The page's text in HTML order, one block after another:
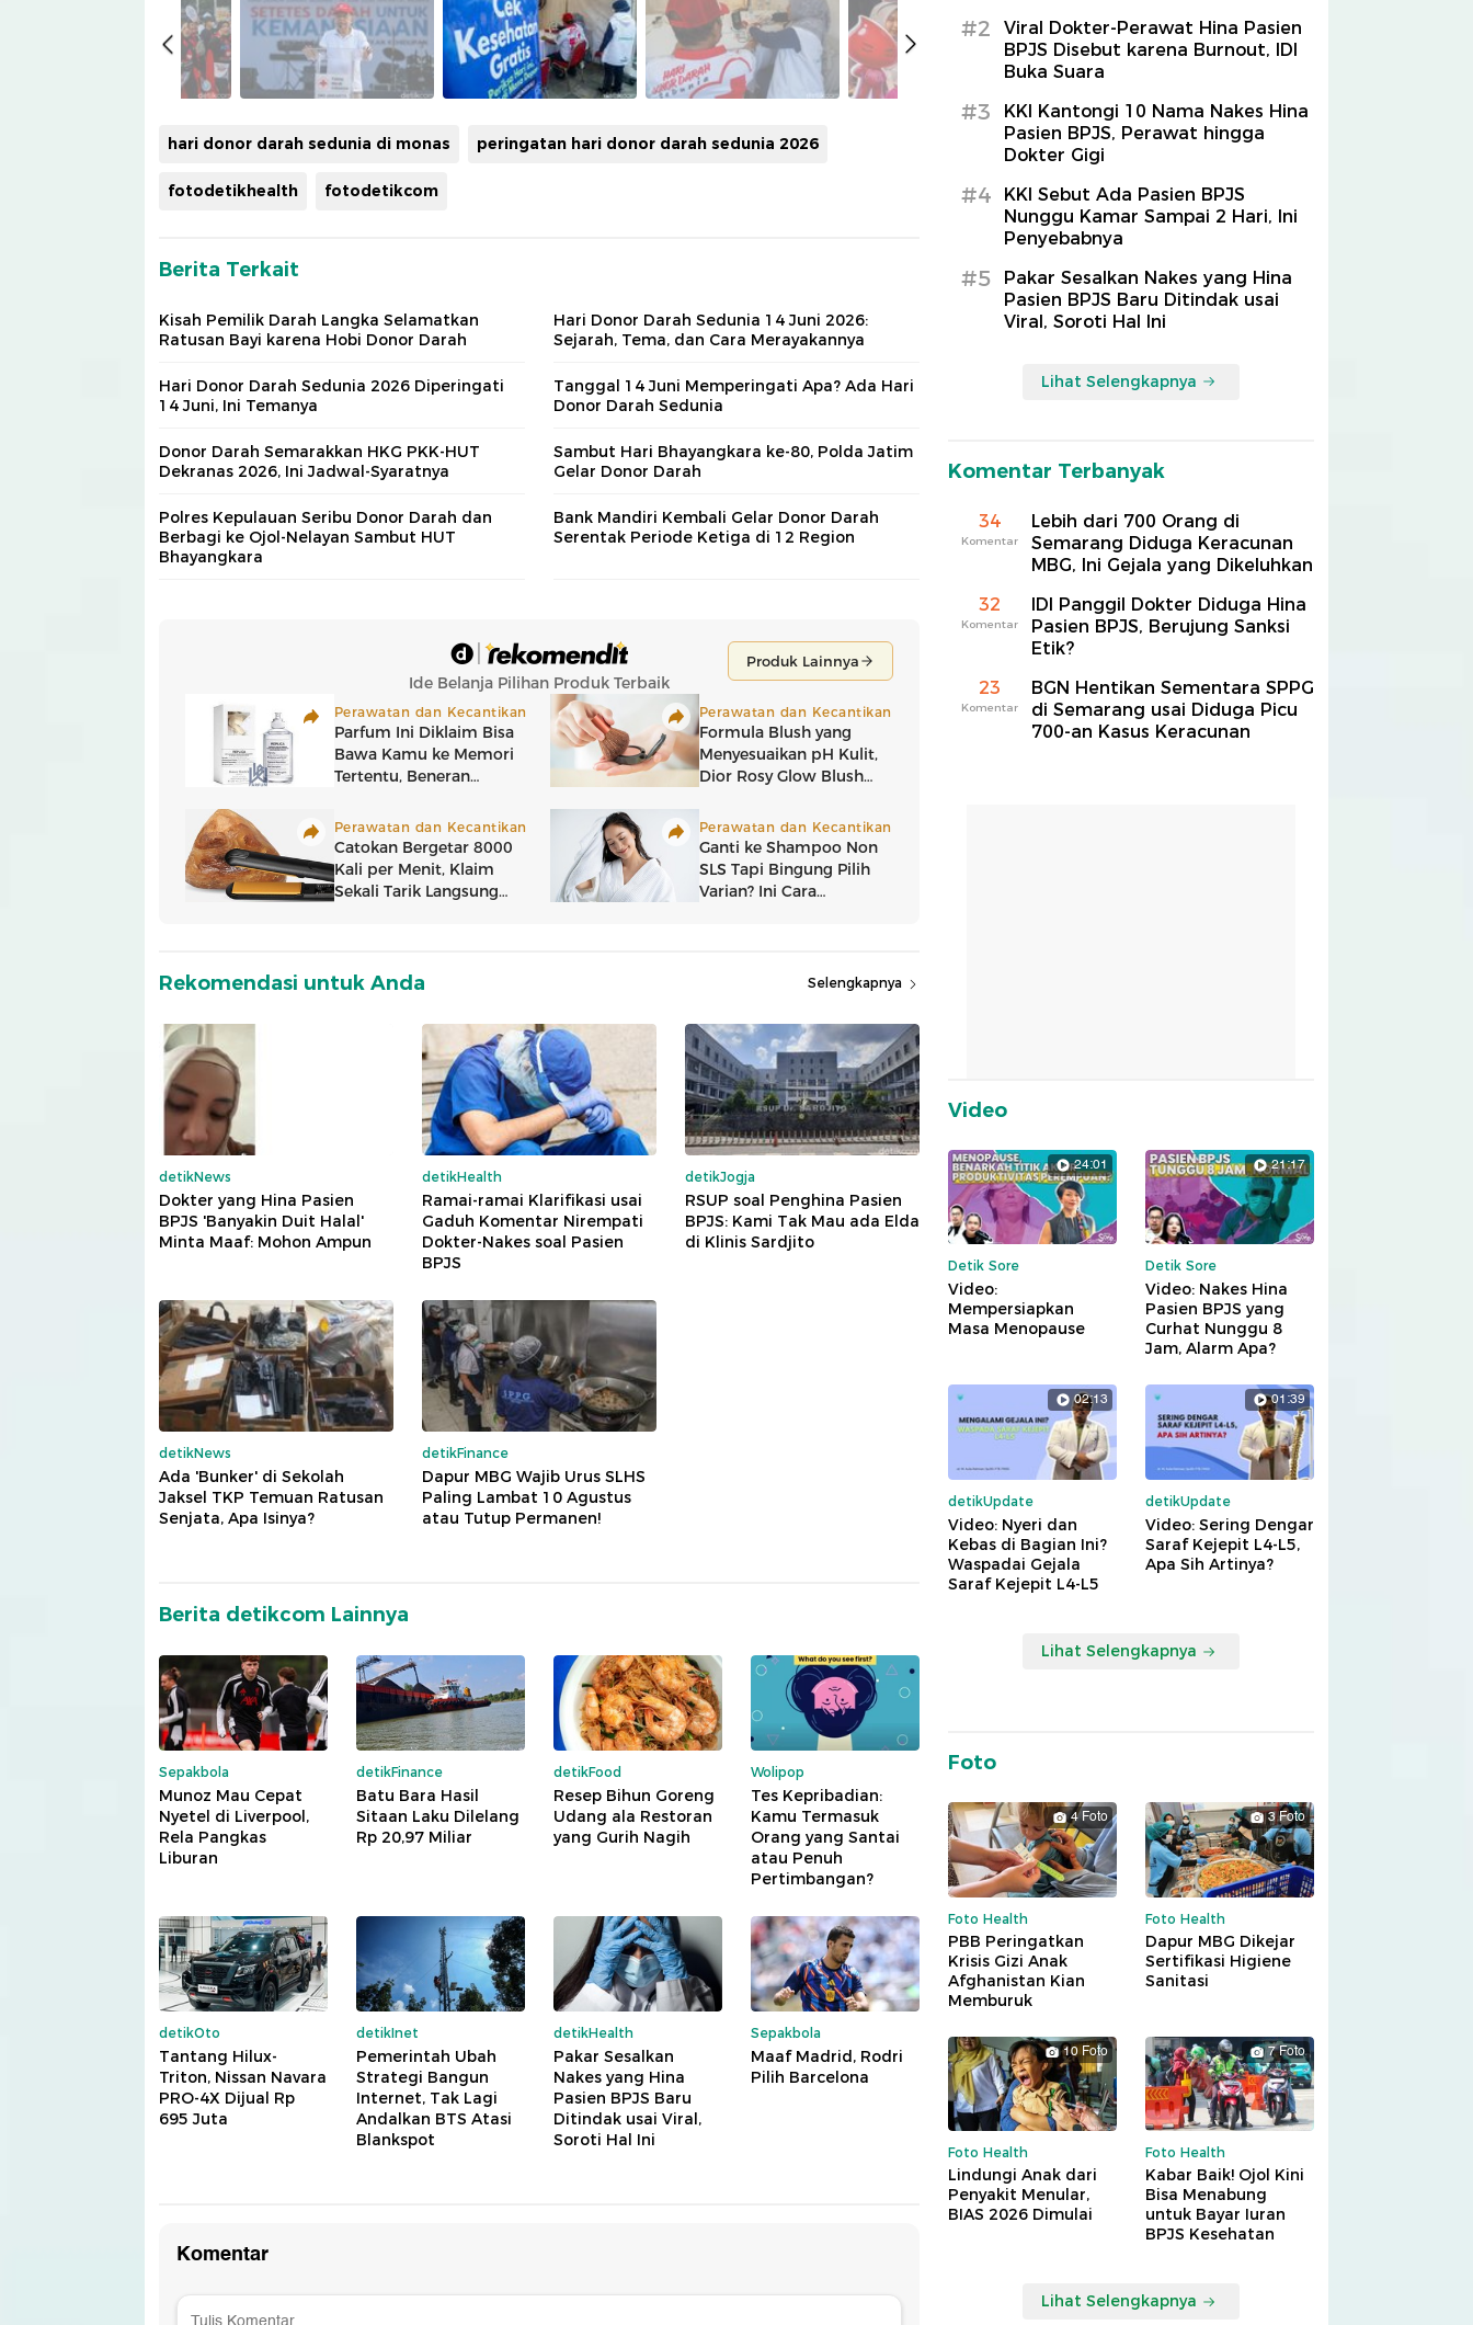
hari donor darah sedunia di monas peringatan hari donor darah sedunia 2026
fotodetikhealth fotodetikcom
Berita Terkait
Kisah Pemilik Darah Langka Selamatkan
Ratusan Bayi karena Hobi Donor Darah
Hari Donor Darah Sedunia 14 Juni 2026:
Sejarah, Tema, dan Cara Merayakannya
Hari Donor Darah Sedunia 2026 Diperingati
14 Juni, Ini Temanya
Tanggal 14 Juni Memperingati Apa? Ada Hari
Donor Darah Sedunia
Donor Darah Semarakkan HKG PKK-HUT
Dekranas 2026, Ini Jadwal-Syaratnya
Sambut Hari Bhayangkara ke-80, Polda Jatim
Gelar Donor Darah
Polres Kepulauan Seribu Donor Darah dan
Berbagi ke Ojol-Nelayan Sambut HUT
Bhayangkara
Bank Mandiri Kembali Gelar Donor Darah
Serentak Periode Ketiga di 12 Region
Rekomendasi untuk Anda Selengkapnya
detikNews
Dokter yang Hina Pasien
BPJS 'Banyakin Duit Halal'
Minta Maaf: Mohon Ampun
detikHealth
Ramai-ramai Klarifikasi usai
Gaduh Komentar Nirempati
Dokter-Nakes soal Pasien
BPJS
detikJogja
RSUP soal Penghina Pasien
BPJS: Kami Tak Mau ada Elda
di Klinis Sardjito
detikNews
Ada 'Bunker' di Sekolah
Jaksel TKP Temuan Ratusan
Senjata, Apa Isinya?
detikFinance
Dapur MBG Wajib Urus SLHS
Paling Lambat 10 Agustus
atau Tutup Permanen!
Berita detikcom Lainnya
Sepakbola
Munoz Mau Cepat
Nyetel di Liverpool,
Rela Pangkas
Liburan
detikFinance
Batu Bara Hasil
Sitaan Laku Dilelang
Rp 20,97 Miliar
detikFood
Resep Bihun Goreng
Udang ala Restoran
yang Gurih Nagih
Wolipop
Tes Kepribadian:
Kamu Termasuk
Orang yang Santai
atau Penuh
Pertimbangan?
detikOto
Tantang Hilux-
Triton, Nissan Navara
PRO-4X Dijual Rp
695 Juta
detikInet
Pemerintah Ubah
Strategi Bangun
Internet, Tak Lagi
Andalkan BTS Atasi
Blankspot
detikHealth
Pakar Sesalkan
Nakes yang Hina
Pasien BPJS Baru
Ditindak usai Viral,
Soroti Hal Ini
Sepakbola
Maaf Madrid, Rodri
Pilih Barcelona
#2
Viral Dokter-Perawat Hina Pasien
BPJS Disebut karena Burnout, IDI
Buka Suara
#3
KKI Kantongi 10 Nama Nakes Hina
Pasien BPJS, Perawat hingga
Dokter Gigi
#4
KKI Sebut Ada Pasien BPJS
Nunggu Kamar Sampai 2 Hari, Ini
Penyebabnya
#5
Pakar Sesalkan Nakes yang Hina
Pasien BPJS Baru Ditindak usai
Viral, Soroti Hal Ini
Lihat Selengkapnya
Komentar Terbanyak
34
Komentar
Lebih dari 700 Orang di
Semarang Diduga Keracunan
MBG, Ini Gejala yang Dikeluhkan
32
Komentar
IDI Panggil Dokter Diduga Hina
Pasien BPJS, Berujung Sanksi
Etik?
23
Komentar
BGN Hentikan Sementara SPPG
di Semarang usai Diduga Picu
700-an Kasus Keracunan
Video
24:01
Detik Sore
Video:
Mempersiapkan
Masa Menopause
21:17
Detik Sore
Video: Nakes Hina
Pasien BPJS yang
Curhat Nunggu 8
Jam, Alarm Apa?
02:13
detikUpdate
Video: Nyeri dan
Kebas di Bagian Ini?
Waspadai Gejala
Saraf Kejepit L4-L5
01:39
detikUpdate
Video: Sering Dengar
Saraf Kejepit L4-L5,
Apa Sih Artinya?
Lihat Selengkapnya
Foto
4 Foto
Foto Health
PBB Peringatkan
Krisis Gizi Anak
Afghanistan Kian
Memburuk
3 Foto
Foto Health
Dapur MBG Dikejar
Sertifikasi Higiene
Sanitasi
10 Foto
Foto Health
Lindungi Anak dari
Penyakit Menular,
BIAS 2026 Dimulai
7 Foto
Foto Health
Kabar Baik! Ojol Kini
Bisa Menabung
untuk Bayar Iuran
BPJS Kesehatan
Lihat Selengkapnya